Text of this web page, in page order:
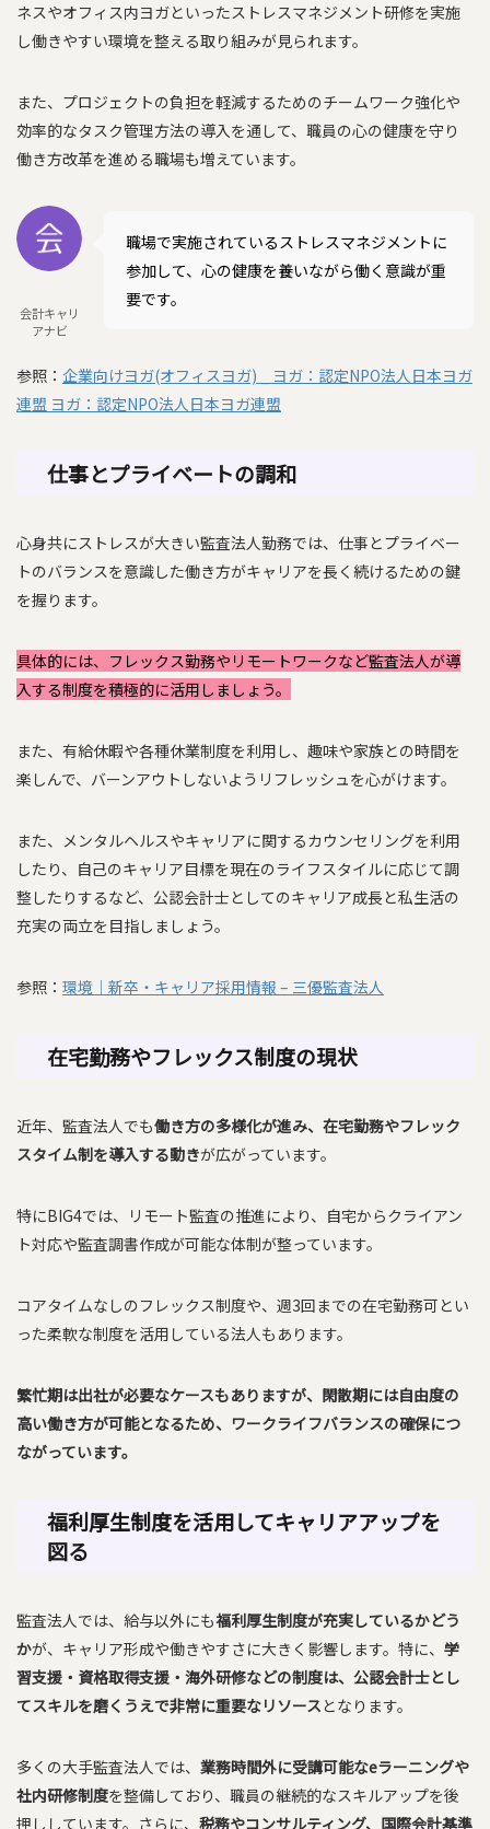
ネスやオフィス内ヨガといったストレスマネジメント研修を実施
し働きやすい環境を整える取り組みが見られます。
また、プロジェクトの負担を軽減するためのチームワーク強化や
効率的なタスク管理方法の導入を通して、職員の心の健康を守り
働き方改革を進める職場も増えています。
会計キャリ
アナビ
職場で実施されているストレスマネジメントに
参加して、心の健康を養いながら働く意識が重
要です。
参照： 企業向けヨガ(オフィスヨガ) _ ヨガ：認定NPO法人日本ヨガ
連盟 ヨガ：認定NPO法人日本ヨガ連盟
仕事とプライベートの調和
心身共にストレスが大きい監査法人勤務では、仕事とプライベー
トのバランスを意識した働き方がキャリアを長く続けるための鍵
を握ります。
具体的には、フレックス勤務やリモートワークなど監査法人が導
入する制度を積極的に活用しましょう。
また、有給休暇や各種休業制度を利用し、趣味や家族との時間を
楽しんで、バーンアウトしないようリフレッシュを心がけます。
また、メンタルヘルスやキャリアに関するカウンセリングを利用
したり、自己のキャリア目標を現在のライフスタイルに応じて調
整したりするなど、公認会計士としてのキャリア成長と私生活の
充実の両立を目指しましょう。
参照： 環境｜新卒・キャリア採用情報 – 三優監査法人
在宅勤務やフレックス制度の現状
近年、監査法人でも働き方の多様化が進み、在宅勤務やフレック
スタイム制を導入する動きが広がっています。
特にBIG4では、リモート監査の推進により、自宅からクライアン
ト対応や監査調書作成が可能な体制が整っています。
コアタイムなしのフレックス制度や、週3回までの在宅勤務可とい
った柔軟な制度を活用している法人もあります。
繁忙期は出社が必要なケースもありますが、閑散期には自由度の
高い働き方が可能となるため、ワークライフバランスの確保につ
ながっています。
福利厚生制度を活用してキャリアアップを
図る
監査法人では、給与以外にも福利厚生制度が充実しているかどう
かが、キャリア形成や働きやすさに大きく影響します。特に、 学
習支援・資格取得支援・海外研修などの制度は、公認会計士とし
てスキルを磨くうえで非常に重要なリソースとなります。
多くの大手監査法人では、 業務時間外に受講可能なeラーニングや
社内研修制度を整備しており、職員の継続的なスキルアップを後
押ししています。さらに、 税務やコンサルティング、国際会計基準